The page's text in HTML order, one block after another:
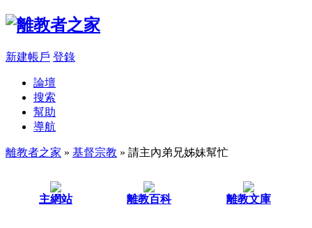
新建帳戶 登錄
論壇
搜索
幫助
導航
離教者之家 » 基督宗教 » 請主內弟兄姊妹幫忙
主網站 離教百科 離教文庫